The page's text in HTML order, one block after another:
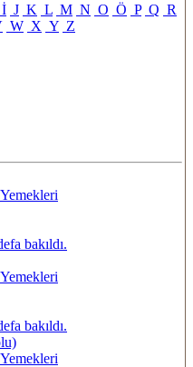
İ J K L M N O Ö P Q R
W X Y Z
bakıldı.
bakıldı.